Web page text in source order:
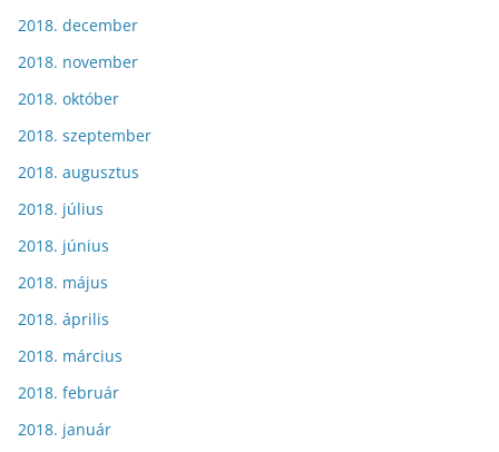
2018. december
2018. november
2018. október
2018. szeptember
2018. augusztus
2018. július
2018. június
2018. május
2018. április
2018. március
2018. február
2018. január